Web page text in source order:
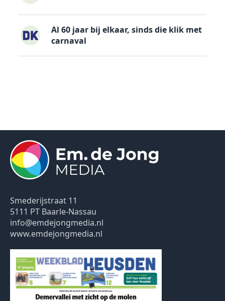
Al 60 jaar bij elkaar, sinds die klik met
carnaval
Smederijstraat 11
5111 PT Baarle-Nassau
info@emdejongmedia.nl
www.emdejongmedia.nl